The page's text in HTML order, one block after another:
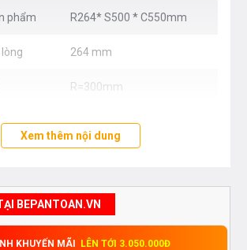
phẩm R264* S500 * C550mm
264 mm
R=300mm
Xem thêm nội dung
BEPANTOAN.VN
KHUYẾN MÃI LÊN TỚI 3.050.000Đ